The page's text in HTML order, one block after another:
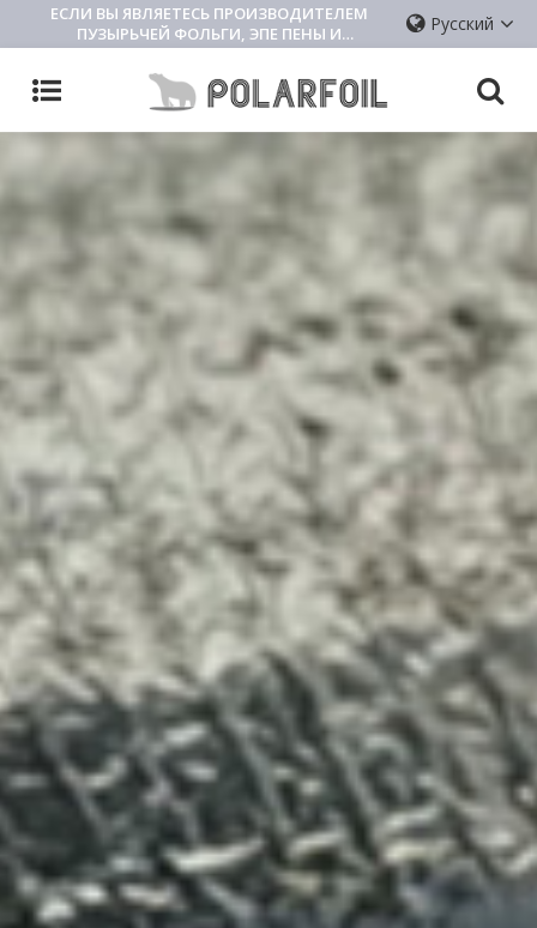
ЕСЛИ ВЫ ЯВЛЯЕТЕСЬ ПРОИЗВОДИТЕЛЕМ
ПУЗЫРЬЧЕЙ ФОЛЬГИ, ЭПЕ ПЕНЫ И
ИЗОЛЯЦИОННОЙ ПОДКЛАДКИ, ПОЖАЛУЙСТА,
СВЯЖИТЕСЬ С НАМИ
Русский